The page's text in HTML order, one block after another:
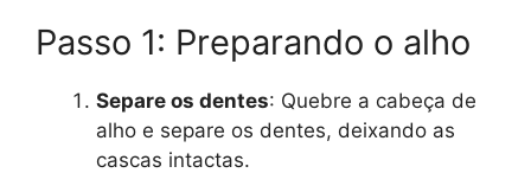
Passo 1: Preparando o alho
Separe os dentes: Quebre a cabeça de
alho e separe os dentes, deixando as
cascas intactas.